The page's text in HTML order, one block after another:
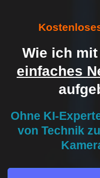
Wie ich
einfaches
Ohne KI-
von Technik